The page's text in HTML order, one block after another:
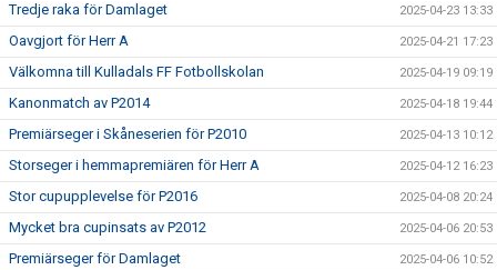
Tredje raka för Damlaget 2025-04-23 13:33
Oavgjort för Herr A 2025-04-21 17:23
Välkomna till Kulladals FF Fotbollskolan 2025-04-19 09:19
Kanonmatch av P2014 2025-04-18 19:44
Premiärseger i Skåneserien för P2010 2025-04-13 10:12
Storseger i hemmapremiären för Herr A 2025-04-12 16:23
Stor cupupplevelse för P2016 2025-04-08 20:24
Mycket bra cupinsats av P2012 2025-04-06 20:53
Premiärseger för Damlaget 2025-04-06 10:52